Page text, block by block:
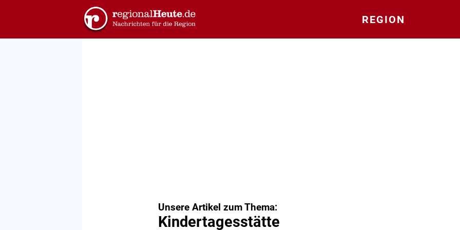
REGION
Unsere Artikel zum Thema:
Kindertagesstätte